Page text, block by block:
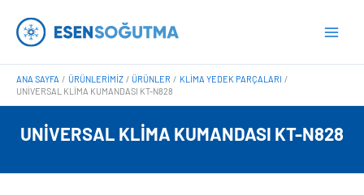
atla
ANA SAYFA ÜRÜNLERIMIZ ÜRÜNLER
KLIMA YEDEK PARÇALARI
UNIVERSAL KLIMA KUMANDASI KT-N828
UNIVERSAL KLIMA KUMANDASI KT-N828